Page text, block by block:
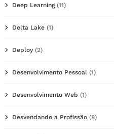
Deep Learning(11)
Delta Lake (1)
Deploy (2)
Desenvolvimento Pessoal (1)
Desenvolvimento Web (1)
Desvendando a Profissão (8)